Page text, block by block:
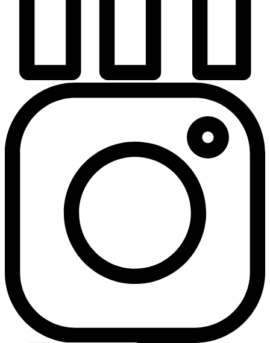
Čeština
English
Deutsch (Österreich)
Deutsch (Schweiz)
Polski
Français
Español
Українська
Tiếng Việt